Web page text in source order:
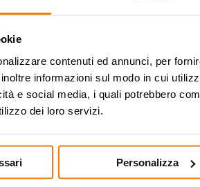
contenuti ed annunci, per
informazioni sul modo in cui
e social media, i quali potrebbero
dei loro servizi.
Personalizza